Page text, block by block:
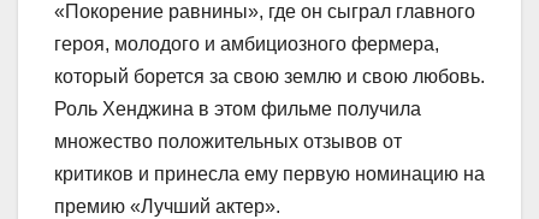
«Покорение равнины», где он сыграл главного
героя, молодого и амбициозного фермера,
который борется за свою землю и свою любовь.
Роль Хенджина в этом фильме получила
множество положительных отзывов от
критиков и принесла ему первую номинацию на
премию «Лучший актер».